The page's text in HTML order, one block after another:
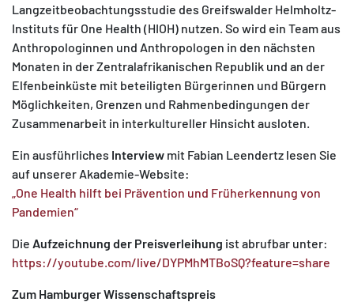
Langzeitbeobachtungsstudie des Greifswalder Helmholtz-
Instituts für One Health (HIOH) nutzen. So wird ein Team aus
Anthropologinnen und Anthropologen in den nächsten
Monaten in der Zentralafrikanischen Republik und an der
Elfenbeinküste mit beteiligten Bürgerinnen und Bürgern
Möglichkeiten, Grenzen und Rahmenbedingungen der
Zusammenarbeit in interkultureller Hinsicht ausloten.
Ein ausführliches Interview mit Fabian Leendertz lesen Sie
auf unserer Akademie-Website:
„One Health hilft bei Prävention und Früherkennung von
Pandemien“
Die Aufzeichnung der Preisverleihung ist abrufbar unter:
https://youtube.com/live/DYPMhMTBoSQ?feature=share
Zum Hamburger Wissenschaftspreis